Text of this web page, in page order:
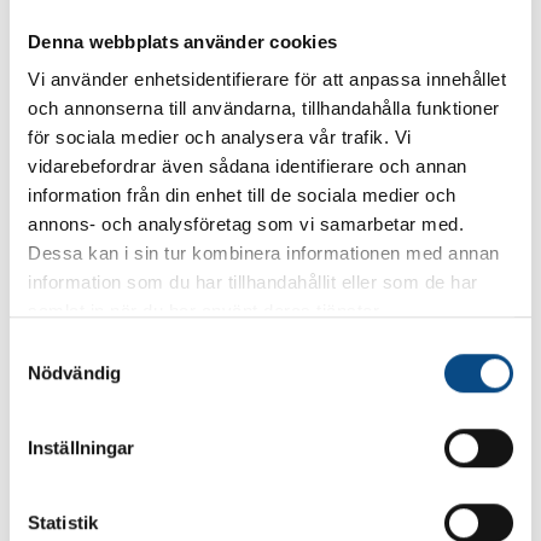
Denna webbplats använder cookies
Vi använder enhetsidentifierare för att anpassa innehållet
och annonserna till användarna, tillhandahålla funktioner
för sociala medier och analysera vår trafik. Vi
vidarebefordrar även sådana identifierare och annan
information från din enhet till de sociala medier och
annons- och analysföretag som vi samarbetar med.
Dessa kan i sin tur kombinera informationen med annan
information som du har tillhandahållit eller som de har
Nödvändig
Inställningar
Statistik
Markfrigång
Bagageutrymme - normalt
500 liter
Volym, bränsletank
0 liter
Däck, fram
255-265/40-50
Däck, bak
255-265/40-50
Utsläpp
0 g/km
Ncapstjärna
Isofix bak
Airbag, passagerare